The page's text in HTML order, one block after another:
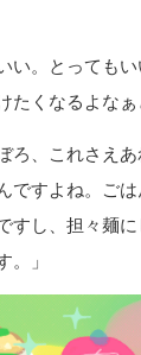
い。とっても
たくなるよなぁ
ろ、これさえ
ですよね。ご
すし、担々麺
。」